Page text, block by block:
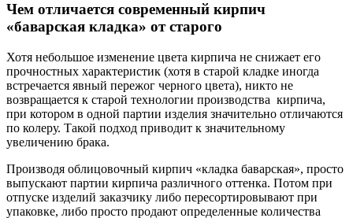
Чем отличается современный кирпич
«баварская кладка» от старого
Хотя небольшое изменение цвета кирпича не снижает его
прочностных характеристик (хотя в старой кладке иногда
встречается явный пережог черного цвета), никто не
возвращается к старой технологии производства кирпича,
при котором в одной партии изделия значительно отличаются
по колеру. Такой подход приводит к значительному
увеличению брака.
Производя облицовочный кирпич «кладка баварская», просто
выпускают партии кирпича различного оттенка. Потом при
отпуске изделий заказчику либо пересортировывают при
упаковке, либо просто продают определенные количества